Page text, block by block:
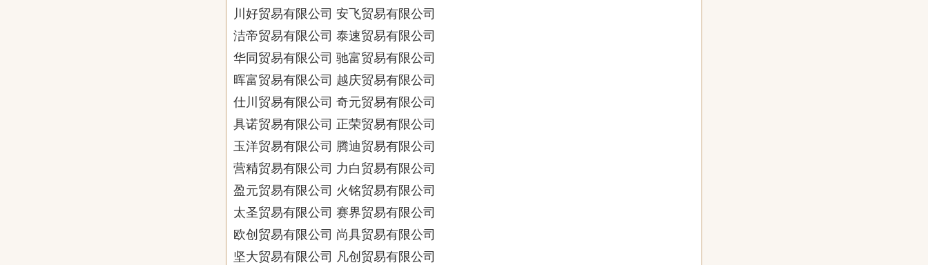
川好贸易有限公司 安飞贸易有限公司
洁帝贸易有限公司 泰速贸易有限公司
华同贸易有限公司 驰富贸易有限公司
晖富贸易有限公司 越庆贸易有限公司
仕川贸易有限公司 奇元贸易有限公司
具诺贸易有限公司 正荣贸易有限公司
玉洋贸易有限公司 腾迪贸易有限公司
营精贸易有限公司 力白贸易有限公司
盈元贸易有限公司 火铭贸易有限公司
太圣贸易有限公司 赛界贸易有限公司
欧创贸易有限公司 尚具贸易有限公司
坚大贸易有限公司 凡创贸易有限公司